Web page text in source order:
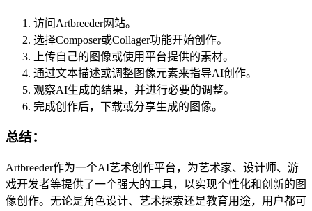
访问Artbreeder网站。
选择Composer或Collager功能开始创作。
上传自己的图像或使用平台提供的素材。
通过文本描述或调整图像元素来指导AI创作。
观察AI生成的结果，并进行必要的调整。
完成创作后，下载或分享生成的图像。
总结：
Artbreeder作为一个AI艺术创作平台，为艺术家、设计师、游
戏开发者等提供了一个强大的工具，以实现个性化和创新的图
像创作。无论是角色设计、艺术探索还是教育用途，用户都可